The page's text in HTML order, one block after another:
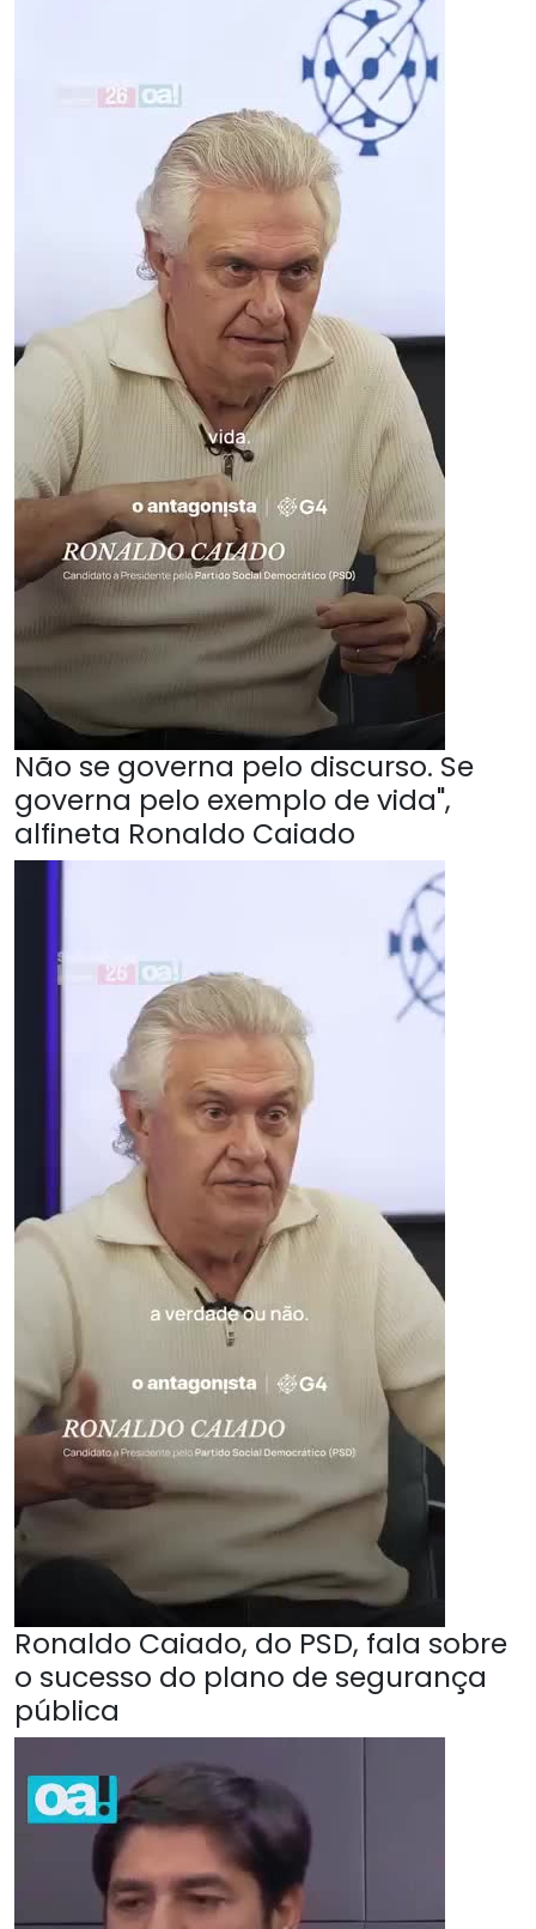
Não se governa pelo discurso. Se
governa pelo exemplo de vida",
alfineta Ronaldo Caiado
Ronaldo Caiado, do PSD, fala sobre
o sucesso do plano de segurança
pública